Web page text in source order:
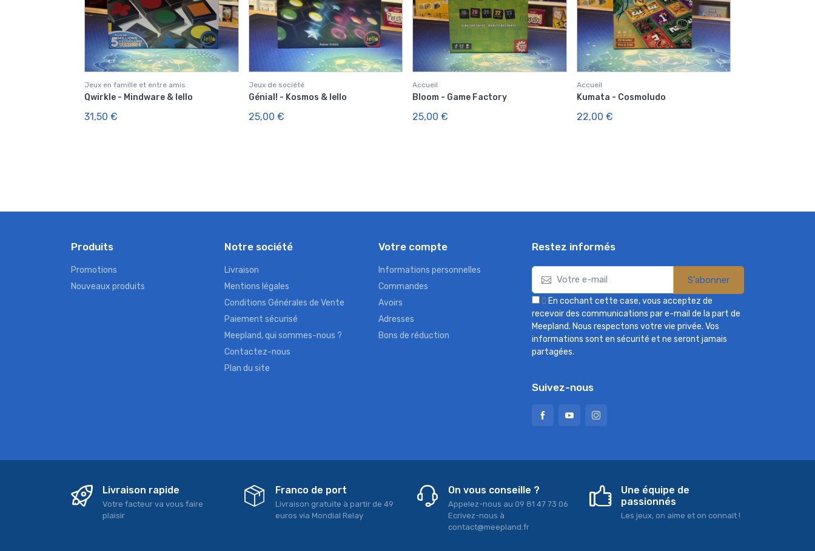
Jeux en famille et entre amis
Qwirkle - Mindware & Iello
31,50 €
Jeux de société
Génial! - Kosmos & Iello
25,00 €
Accueil
Bloom - Game Factory
25,00 €
Accueil
Kumata - Cosmoludo
22,00 €
Produits
Promotions
Nouveaux produits
Notre société
Livraison
Mentions légales
Conditions Générales de Vente
Paiement sécurisé
Meepland, qui sommes-nous ?
Contactez-nous
Plan du site
Votre compte
Informations personnelles
Commandes
Avoirs
Adresses
Bons de réduction
Restez informés
S'abonner
 En cochant cette case, vous acceptez de
recevoir des communications par e-mail de la part de
Meepland. Nous respectons votre vie privée. Vos
informations sont en sécurité et ne seront jamais
partagées.
Suivez-nous
Livraison rapide
Votre facteur va vous faire
plaisir
Franco de port
Livraison gratuite à partir de 49
euros via Mondial Relay
On vous conseille ?
Appelez-nous au 09 81 47 73 06
Ecrivez-nous à
contact@meepland.fr
Une équipe de
passionnés
Les jeux, on aime et on connait !